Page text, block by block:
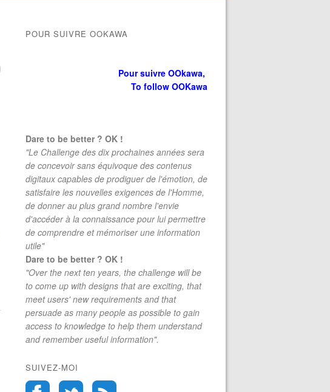
POUR SUIVRE OOKAWA
Pour suivre OOkawa,
To follow OOKawa
Dare to be better ? OK !
"Le Challenge des dix prochaines années sera
de concevoir sans équivoque des contenus
digitaux capables de prodiguer de l'émotion, de
satisfaire les nouvelles exigences de l'Homme,
de donner au plus grand nombre l'envie
d'accéder à la connaissance pour lui permettre
de comprendre et mémoriser une information
utile"
Dare to be better ? OK !
"Over the next ten years, the challenge will be
to come up with designs that are exciting, that
meet users' new requirements and that
persuade as many people as possible to gain
access to knowledge to help them understand
and remember useful information".
SUIVEZ-MOI